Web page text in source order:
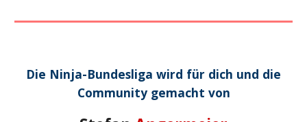
Die Ninja-Bundesliga wird für dich und die
Community gemacht von